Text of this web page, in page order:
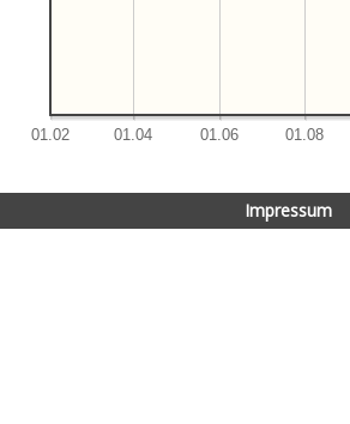
Impressum